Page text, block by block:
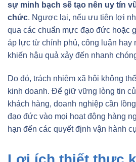
sự minh bạch sẽ tạo nên uy tín
chức. Ngược lại, nếu ưu tiên lợi
qua các chuẩn mực đạo đức hoặc
áp lực từ chính phủ, công luận hay
khiến hậu quả xảy đến nhanh
Do đó, trách nhiệm xã hội không
kinh doanh. Để giữ vững lòng tin
khách hàng, doanh nghiệp cần
đạo đức vào mọi hoạt động hàng
hạn đến các quyết định vận hành